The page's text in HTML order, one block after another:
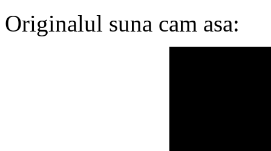
Originalul suna cam asa: